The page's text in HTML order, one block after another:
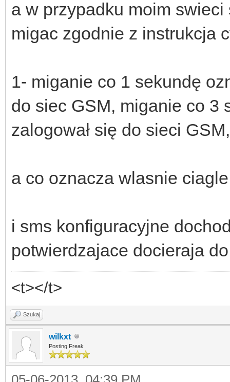
a w przypadku moim
migac zgodnie z instrukcja
1- miganie co 1 sekundę
do siec GSM, miganie co 3
zalogował się do sieci GSM,
a co oznacza wlasnie
i sms konfiguracyjne
potwierdzajace docieraja
<t></t>
Szukaj
wilkxt
Posting Freak